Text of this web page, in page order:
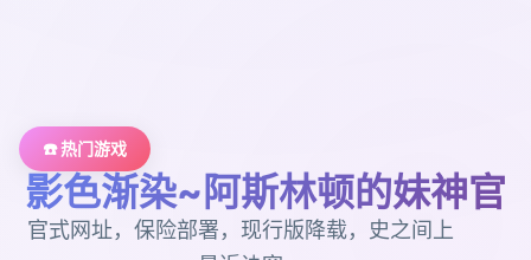
☎️ 热门游戏
影色渐染~阿斯林顿的妹神官
官式网址，保险部署，现行版降载，史之间上